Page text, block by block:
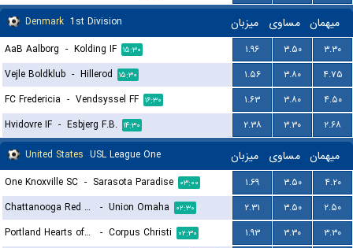
Denmark 1st Division میزبان مساوی میهمان
AaB Aalborg - Kolding IF ۱۵:۳۰ ۱.۹۶ ۳.۵۰
۳.۳۰
Vejle Boldklub - Hillerod ۱۵:۳۰ ۱.۵۶ ۳.۸۰
۴.۷۵
FC Fredericia - Vendsyssel FF ۱۶:۳۰ ۱.۶۳ ۳.۸۰
۴.۵۰
Hvidovre IF - Esbjerg F.B. ۱۴:۳۰ ۲.۳۸ ۳.۳۰
۲.۶۸
United States USL League One میزبان مساوی میهمان
One Knoxville SC - Sarasota Paradise ۰۳:۰۰ ۱.۶۹ ۳.۵۰
۴.۲۰
Chattanooga Red Wolves
- Union Omaha ۰۲:۳۰ ۲.۳۱ ۳.۵۰
۲.۵۰
Portland Hearts of Pine
- Corpus Christi ۰۲:۳۰ ۱.۹۳ ۳.۳۰
۳.۳۰